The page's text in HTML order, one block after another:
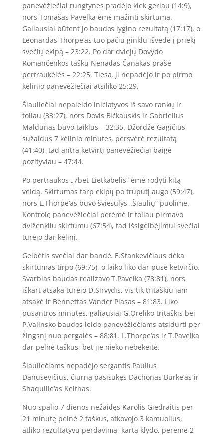
panevėžiečiai rungtynes pradėjo kiek geriau (14:9),
nors Tomašas Pavelka ėmė mažinti skirtumą.
Galiausiai būtent jo baudos lygino rezultatą (17:17), o
Leonardas Thorpe‘as tuo pačiu ginklu išvedė į priekį
svečių ekipą – 23:22. Po dar dviejų Dovydo
Romančenkos taškų Nenadas Čanakas prašė
pertraukėlės – 22:25. Tiesa, ji nepadėjo ir po pirmo
kėlinio panevėžiečiai atsiliko 25:29.
Šiauliečiai nepaleido iniciatyvos iš savo rankų ir
toliau (33:27), nors Dovis Bičkauskis ir Gabrielius
Maldūnas buvo taiklūs – 32:35. Džordže Gagičius,
sužaidus 7 kėlinio minutes, persvėrė rezultatą
(41:40), tad antrą ketvirtį panevėžiečiai baigė
pozityviau – 47:44.
Po pertraukos „7bet-Lietkabelis“ ėmė rodyti kitą
veidą. Skirtumas tarp ekipų po truputį augo (59:47),
nors L.Thorpe‘as buvo šviesulys „Šiaulių“ puolime.
Kontrolę panevėžiečiai perėmė ir toliau pirmavo
dviženkliu skirtumu (67:54), tad išsigelbėjimui svečiai
turėjo dar kėlinį.
Gelbėtis svečiai dar bandė. E.Stankevičiaus dėka
skirtumas tirpo (69:75), o laiko liko dar pusė ketvirčio.
Svarbias baudas realizavo T.Pavelka (78:81), nors
iškart atsaką turėjo D.Sirvydis, vis tik tritaškiu jam
atsakė ir Bennettas Vander Plasas – 81:83. Liko
pusantros minutės, galiausiai G.Oreliko tritaškis bei
P.Valinsko baudos leido panevėžiečiams atsidurti per
žingsnį nuo pergalės – 88:81. L.Thorpe‘as ir T.Pavelka
dar pelnė taškus, bet jie nieko nebekeitė.
Šiauliečiams nepadėjo sergantis Paulius
Danusevičius, čiurną pasisukęs Dachonas Burke‘as ir
Shaquille‘as Keithas.
Nuo spalio 7 dienos nežaidęs Karolis Giedraitis per
21 minutę pelnė 2 taškus, atkovojo 3 kamuolius,
atliko rezultatyvų perdavimą, kartą klydo, perėmė 2